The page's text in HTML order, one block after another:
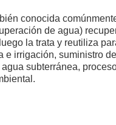
conocida
de agua)
la trata y reutiliza
e irrigación, suministro
subterránea,